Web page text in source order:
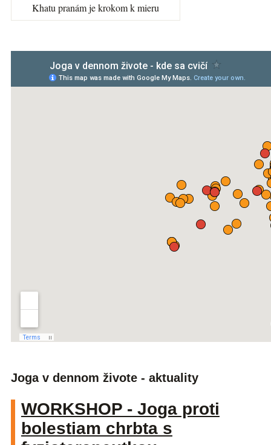
Khatu pranám je krokom k mieru
Joga v dennom živote - aktuality
WORKSHOP - Joga proti
bolestiam chrbta s